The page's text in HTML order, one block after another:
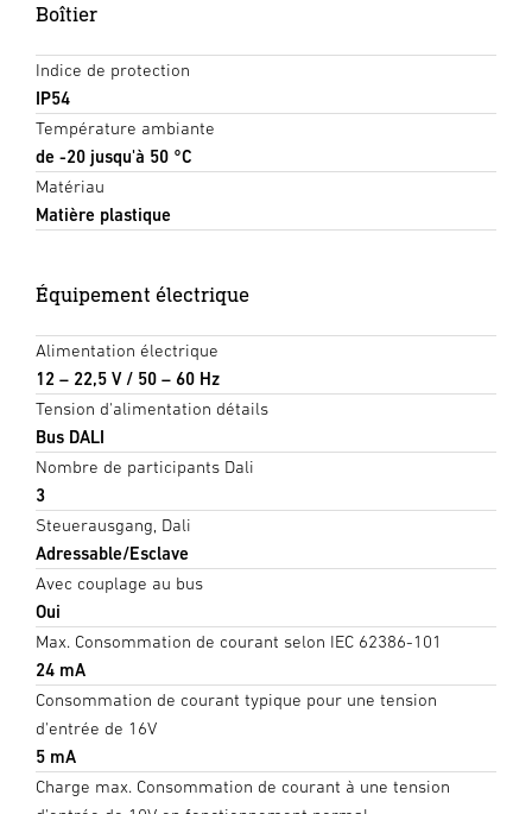
Boîtier
Indice de protection
IP54
Température ambiante
de -20 jusqu'à 50 °C
Matériau
Matière plastique
Équipement électrique
Alimentation électrique
12 – 22,5 V / 50 – 60 Hz
Tension d'alimentation détails
Bus DALI
Nombre de participants Dali
3
Steuerausgang, Dali
Adressable/Esclave
Avec couplage au bus
Oui
Max. Consommation de courant selon IEC 62386-101
24 mA
Consommation de courant typique pour une tension
d'entrée de 16V
5 mA
Charge max. Consommation de courant à une tension